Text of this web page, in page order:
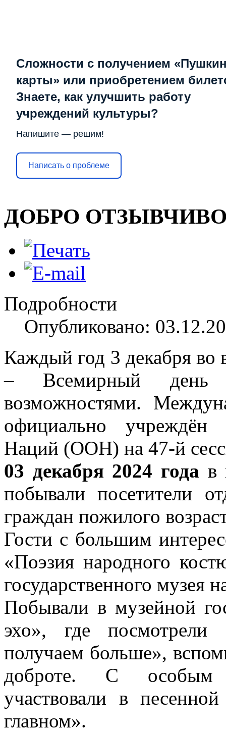
Сложности с получением
карты» или приобретением
Знаете, как улучшить работу
учреждений культуры?
Напишите — решим!
Написать о проблеме
ДОБРО
Подробности
Опубликовано:
Каждый год 3 декабря во
– Всемирный день
возможностями.
официально учреждён
Наций (ООН) на 47-й
03 декабря 2024 года в
побывали посетители
граждан пожилого
Гости с большим
«Поэзия народного
государственного музея
Побывали в музейной
эхо», где
получаем больше»,
доброте. С особым
участвовали в
главном».